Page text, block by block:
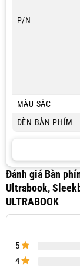
P/N
MÀU SẮC
ĐÈN BÀN PHÍM
Đánh giá Bàn
Ultrabook,
ULTRABOOK
5
4